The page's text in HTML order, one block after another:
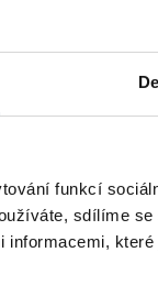
funkcí
sdílíme
informacemi,
skautských
2018 s příslibem
Podle mých
vady, že
veřejná
Pod Žvahovem